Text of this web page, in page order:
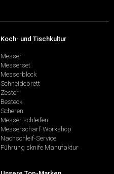
Koch- und Tischkultur
Messer
Messerset
Messerblock
Schneidebrett
Zester
Besteck
Scheren
Messer schleifen
Messerschärf-Workshop
Nachschleif-Service
Führung sknife Manufaktur